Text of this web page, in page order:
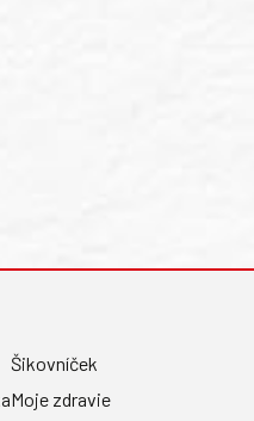
Šikovníček
Moje zdravie